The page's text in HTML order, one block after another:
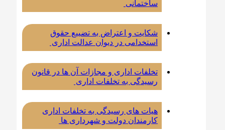
ساختمانی
شکایت و اعتراض به تضییع حقوق
استخدامی در دیوان عدالت اداری
تخلفات اداری و مجازات آن ها در قانون
رسیدگی به تخلفات اداری
هیات های رسیدگی به تخلفات اداری
کارمندان دولت و شهرداری ها